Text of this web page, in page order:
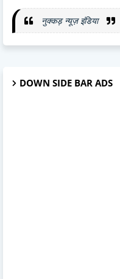
नुक्कड़ न्यूज़ इंडिया
DOWN SIDE BAR ADS